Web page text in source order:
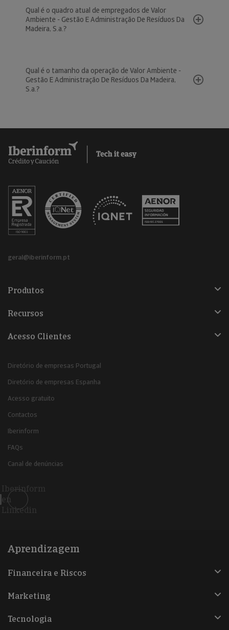
Qual é o quadro atual de empregados de Valor
Ambiente - Gestão E Administração De Resíduos Da
Madeira, S.a.?
Qual é o tamanho da operação de Valor Ambiente -
Gestão E Administração De Resíduos Da Madeira,
S.a.?
geral@iberinform.pt
Produtos
Recursos
Acesso Clientes
Diretório de empresas Portugal
Diretório de empresas Espanha
Acesso gratuito
Contactos
Iberinform
FAQs
Canal de denúncias
Iberinform
en
Linkedin
Aprendizagem
Financeira e Riscos
Marketing
Tecnologia